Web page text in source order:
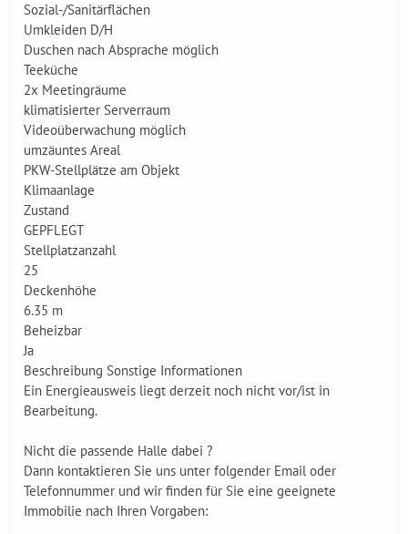
Sozial-/Sanitärflächen
Umkleiden D/H
Duschen nach Absprache möglich
Teeküche
2x Meetingräume
klimatisierter Serverraum
Videoüberwachung möglich
umzäuntes Areal
PKW-Stellplätze am Objekt
Klimaanlage
Zustand
GEPFLEGT
Stellplatzanzahl
25
Deckenhöhe
6.35 m
Beheizbar
Ja
Beschreibung Sonstige Informationen
Ein Energieausweis liegt derzeit noch nicht vor/ist in
Bearbeitung.
Nicht die passende Halle dabei ?
Dann kontaktieren Sie uns unter folgender Email oder
Telefonnummer und wir finden für Sie eine geeignete
Immobilie nach Ihren Vorgaben: